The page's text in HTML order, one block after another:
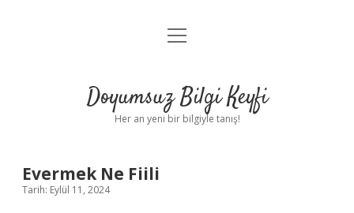
Anasayfa
Yasal Uyarı
menüyü
Doyumsuz Bilgi Keyfi
Her an yeni bir bilgiyle tanış!
Evermek Ne Fiili
Tarih: Eylül 11, 2024